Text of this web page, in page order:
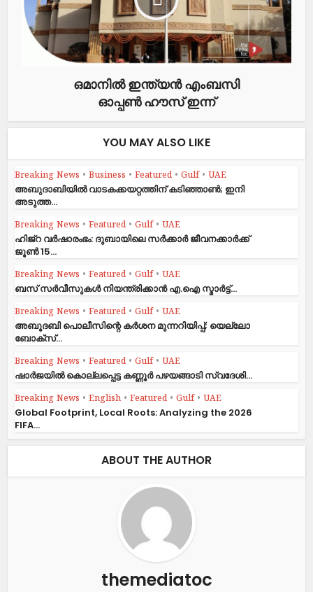
ഒമാനിൽ ഇന്ത്യൻ എംബസി
ഓപ്പൺ ഹൗസ് ഇന്ന്
YOU MAY ALSO LIKE
Breaking News • Business • Featured • Gulf • UAE
അബുദാബിയിൽ വാടകക്കയറ്റത്തിന് കടിഞ്ഞാൺ; ഇനി
അടുത്ത...
Breaking News • Featured • Gulf • UAE
ഹിജ്‌റ വർഷാരംഭം: ദുബായിലെ സർക്കാർ ജീവനക്കാർക്ക്
ജൂൺ 15...
Breaking News • Featured • Gulf • UAE
ബസ് സർവീസുകൾ നിയന്ത്രിക്കാൻ എ.ഐ സ്മാർട്ട്...
Breaking News • Featured • Gulf • UAE
അബൂദബി പൊലീസിന്റെ കർശന മുന്നറിയിപ്പ്; യെല്ലോ
ബോക്സ്...
Breaking News • Featured • Gulf • UAE
ഷാര്‍ജയില്‍ കൊല്ലപ്പെട്ട കണ്ണൂര്‍ പഴയങ്ങാടി സ്വദേശി...
Breaking News • English • Featured • Gulf • UAE
Global Footprint, Local Roots: Analyzing the 2026
FIFA...
ABOUT THE AUTHOR
themediatoc